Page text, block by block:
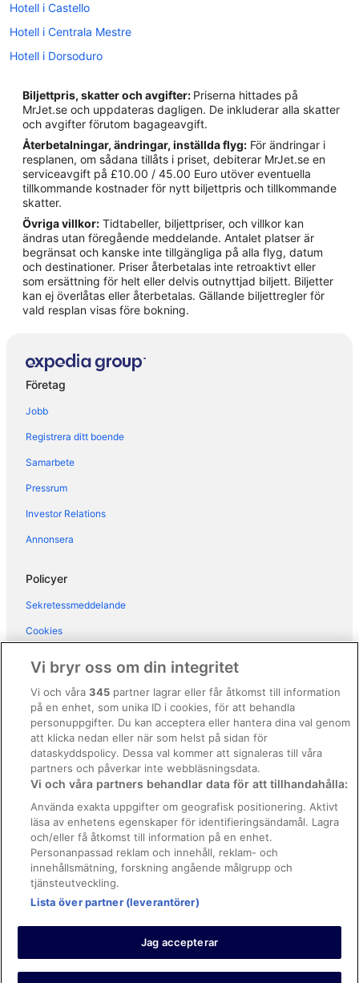
Hotell i Castello
Hotell i Centrala Mestre
Hotell i Dorsoduro
Hotell i Alberoni
Hotell i Ca' Savio
Hotell i Cavallino-Treporti
Hotell i Dolo
Hotell i Lido di Jesolo
Hotell i Mestre
Hotell i Mira
Hotell i Mirano
Hotell i Peseggia
Hotell i Punta Sabbioni
Hotell i Treviso
Hotell i Venedig
Hotell i närheten av Treviso
Hotell i närheten av Rialto-bron
Hotell i San Giuliano
Hotell i San Marco
Hotell i Treviso
Hotell i Venedig
Biljettpris, skatter och avgifter: Priserna hittades på
MrJet.se och uppdateras dagligen. De inkluderar alla skatter
och avgifter förutom bagageavgift.
Återbetalningar, ändringar, inställda flyg: För ändringar i
resplanen, om sådana tillåts i priset, debiterar MrJet.se en
serviceavgift på £10.00 / 45.00 Euro utöver eventuella
tillkommande kostnader för nytt biljettpris och tillkommande
skatter.
Övriga villkor: Tidtabeller, biljettpriser, och villkor kan
ändras utan föregående meddelande. Antalet platser är
begränsat och kanske inte tillgängliga på alla flyg, datum
och destinationer. Priser återbetalas inte retroaktivt eller
som ersättning för helt eller delvis outnyttjad biljett. Biljetter
kan ej överlåtas eller återbetalas. Gällande biljettregler för
vald resplan visas före bokning.
Företag
Jobb
Registrera ditt boende
Samarbete
Pressrum
Investor Relations
Annonsera
Policyer
Sekretessmeddelande
Cookies
Regler och villkor för Vrbo
Tillgänglighetsanpassning
Juridisk information/Kontakta oss
Riktlinjer för innehåll och anmäla innehåll
Hjälp
Kontakta oss
Avboka eller ändra din bokning
Boka ett flyg med flygbolagskredit
Återbetalningsprocess och tidslinjer
© 2026 Expedia, Inc., ett företag inom Expedia Group.
https://www.expediagroup.com/ Med ensamrätt. MrJet är ett
Vi bryr oss om din integritet
Vi och våra345 partner lagrar eller får åtkomst till information
på en enhet, som unika ID i cookies, för att behandla
personuppgifter. Du kan acceptera eller hantera dina val genom
att klicka nedan eller när som helst på sidan för
dataskyddspolicy. Dessa val kommer att signaleras till våra
partners och påverkar inte webbläsningsdata.
Vi och våra partners behandlar data för att tillhandahålla:
Använda exakta uppgifter om geografisk positionering. Aktivt
läsa av enhetens egenskaper för identifieringsändamål. Lagra
och/eller få åtkomst till information på en enhet.
Personanpassad reklam och innehåll, reklam- och
innehållsmätning, forskning angående målgrupp och
tjänsteutveckling.
Lista över partner (leverantörer)
Jag accepterar